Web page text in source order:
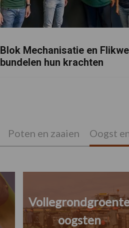
Blok Mechanisatie en
bundelen hun krachten
Poten en zaaien Oogst
oogsten